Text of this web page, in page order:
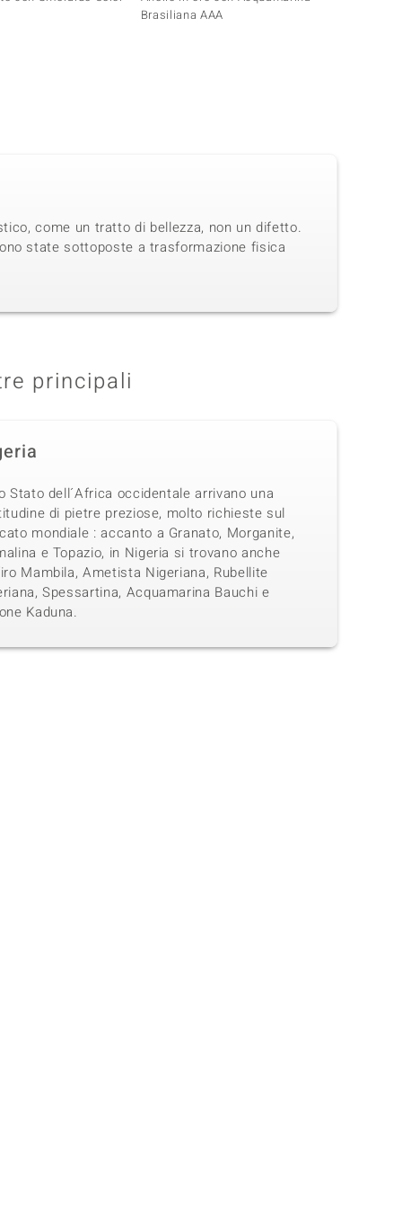
Brasiliana AAA
come un tratto di bellezza, non un difetto.
state sottoposte a trasformazione fisica
principali
Stato dell´Africa occidentale arrivano una
di pietre preziose, molto richieste sul
mondiale : accanto a Granato, Morganite,
e Topazio, in Nigeria si trovano anche
Mambila, Ametista Nigeriana, Rubellite
Spessartina, Acquamarina Bauchi e
Kaduna.